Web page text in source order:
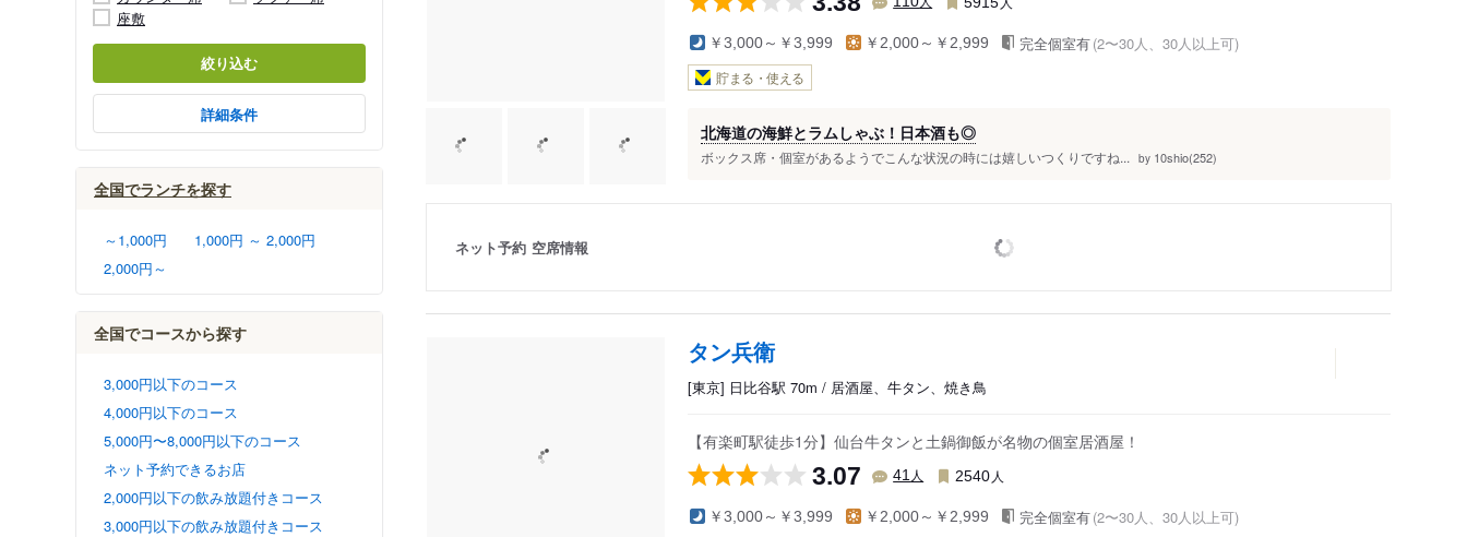
座敷
絞り込む
詳細条件
全国でランチを探す
～1,000円
1,000円 ～ 2,000円
2,000円～
全国でコースから探す
3,000円以下のコース
4,000円以下のコース
5,000円〜8,000円以下のコース
ネット予約できるお店
2,000円以下の飲み放題付きコース
3,000円以下の飲み放題付きコース
￥3,000～￥3,999 ￥2,000～￥2,999 完全個室有(2〜30人、30人以上可)
貯まる・使える
北海道の海鮮とラムしゃぶ！日本酒も◎
ボックス席・個室があるようでこんな状況の時には嬉しいつくりですね... by 10shio(252)
ネット予約 空席情報
タン兵衛
[東京] 日比谷駅 70m / 居酒屋、牛タン、焼き鳥
【有楽町駅徒歩1分】仙台牛タンと土鍋御飯が名物の個室居酒屋！
3.07 41人 2540 人
￥3,000～￥3,999 ￥2,000～￥2,999 完全個室有(2〜30人、30人以上可)